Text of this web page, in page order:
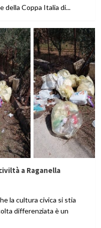
della Coppa Italia di...
a Raganella
la cultura civica si stia
differenziata è un